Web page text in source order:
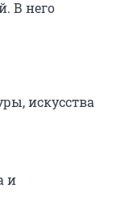
В него
искусства
и